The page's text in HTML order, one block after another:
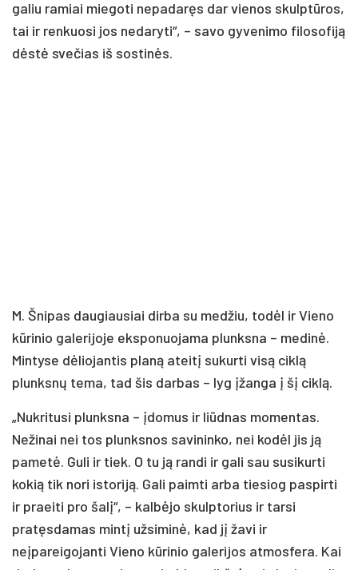
galiu ramiai miegoti nepadaręs dar vienos skulptūros,
tai ir renkuosi jos nedaryti“, – savo gyvenimo filosofiją
dėstė svečias iš sostinės.
M. Šnipas daugiausiai dirba su medžiu, todėl ir Vieno
kūrinio galerijoje eksponuojama plunksna – medinė.
Mintyse dėliojantis planą ateitį sukurti visą ciklą
plunksnų tema, tad šis darbas – lyg įžanga į šį ciklą.
„Nukritusi plunksna – įdomus ir liūdnas momentas.
Nežinai nei tos plunksnos savininko, nei kodėl jis ją
pametė. Guli ir tiek. O tu ją randi ir gali sau susikurti
kokią tik nori istoriją. Gali paimti arba tiesiog paspirti
ir praeiti pro šalį“, – kalbėjo skulptorius ir tarsi
pratęsdamas mintį užsiminė, kad jį žavi ir
neįpareigojanti Vieno kūrinio galerijos atmosfera. Kai